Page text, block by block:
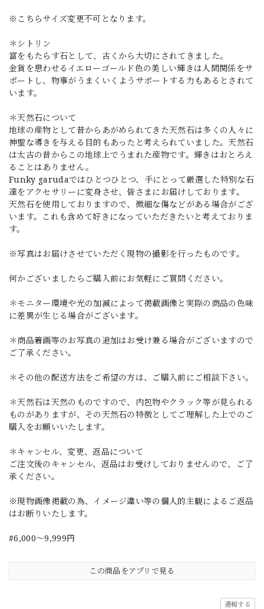
※こちらサイズ変更不可となります。
＊シトリン
富をもたらす石として、古くから大切にされてきました。
金貨を思わせるイエローゴールド色の美しい輝きは人間関係をサ
ポートし、物事がうまくいくようサポートする力もあるとされて
います。
＊天然石について
地球の産物として昔からあがめられてきた天然石は多くの人々に
神聖な導きを与える目的もあったと考えられていました。天然石
は太古の昔からこの地球上でうまれた産物です。輝きはおとろえ
ることはありません。
Funky garudaではひとつひとつ、手にとって厳選した特別な石
達をアクセサリーに変身させ、皆さまにお届けしております。
天然石を使用しておりますので、微細な傷などがある場合がござ
います。これも含めて好きになっていただきたいと考えておりま
す。
※写真はお届けさせていただく現物の撮影を行ったものです。
何かございましたらご購入前にお気軽にご質問ください。
＊モニター環境や光の加減によって掲載画像と実際の商品の色味
に差異が生じる場合がございます。
＊商品着画等のお写真の追加はお受け兼る場合がございますので
ご了承ください。
＊その他の配送方法をご希望の方は、ご購入前にご相談下さい。
＊天然石は天然のものですので、内包物やクラック等が見られる
ものがありますが、その天然石の特徴としてご理解した上でのご
購入をお願いいたします。
＊キャンセル、変更、返品について
ご注文後のキャンセル、返品はお受けしておりませんので、ご了
承ください。
※現物画像掲載の為、イメージ違い等の個人的主観によるご返品
はお断りいたします。
#6,000～9,999円
この商品をアプリで見る
通報する